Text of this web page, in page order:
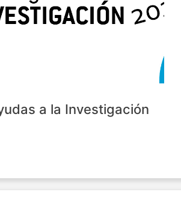
a la Investigación